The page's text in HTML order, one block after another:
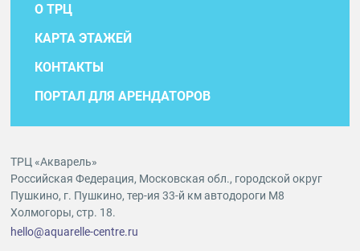
О ТРЦ
КАРТА ЭТАЖЕЙ
КОНТАКТЫ
ПОРТАЛ ДЛЯ АРЕНДАТОРОВ
ТРЦ «Акварель»
Российская Федерация, Московская обл., городской округ
Пушкино, г. Пушкино, тер-ия 33-й км автодороги М8
Холмогоры, стр. 18.
hello@aquarelle-centre.ru